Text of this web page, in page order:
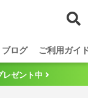
ブログ ご利用ガイ
レゼント中